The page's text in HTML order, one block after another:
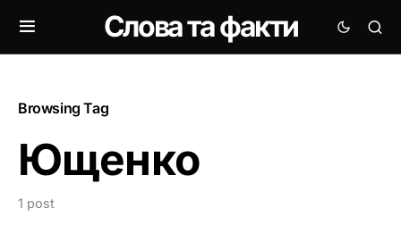
Слова та факти
Browsing Tag
Ющенко
1 post